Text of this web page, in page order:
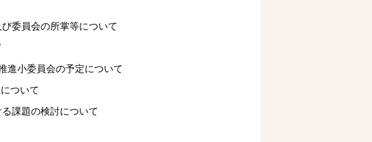
委員会の所掌等について
小委員会の予定について
ついて
課題の検討について